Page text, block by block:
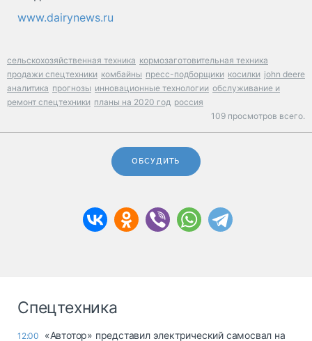
www.dairynews.ru
сельскохозяйственная техника кормозаготовительная техника
продажи спецтехники комбайны пресс-подборщики косилки john deere
аналитика прогнозы инновационные технологии обслуживание и
ремонт спецтехники планы на 2020 год россия
109 просмотров всего.
ОБСУДИТЬ
Спецтехника
12:00
«Автотор» представил электрический самосвал на